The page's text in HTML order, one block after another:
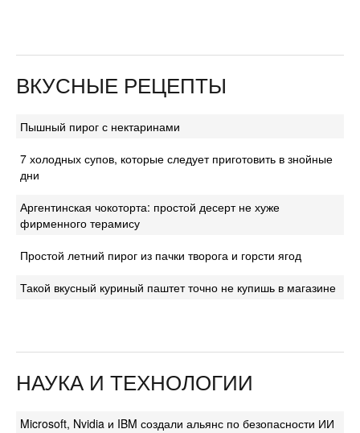
ВКУСНЫЕ РЕЦЕПТЫ
Пышный пирог с нектаринами
7 холодных супов, которые следует приготовить в знойные
дни
Аргентинская чокоторта: простой десерт не хуже
фирменного терамису
Простой летний пирог из пачки творога и горсти ягод
Такой вкусный куриный паштет точно не купишь в магазине
НАУКА И ТЕХНОЛОГИИ
Microsoft, Nvidia и IBM создали альянс по безопасности ИИ